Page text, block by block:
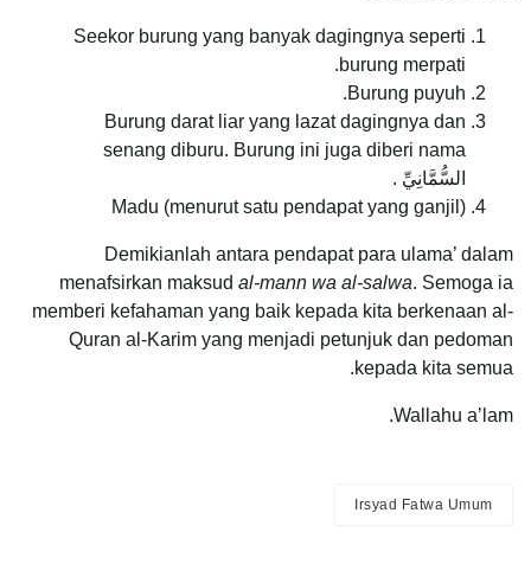
Seekor burung yang banyak dagingnya seperti
burung merpati.
Burung puyuh.
Burung darat liar yang lazat dagingnya dan
senang diburu. Burung ini juga diberi nama
السُّمَّانِيِّ .
Madu (menurut satu pendapat yang ganjil)
Demikianlah antara pendapat para ulama’ dalam
menafsirkan maksud al-mann wa al-salwa. Semoga ia
memberi kefahaman yang baik kepada kita berkenaan al-
Quran al-Karim yang menjadi petunjuk dan pedoman
kepada kita semua.
Wallahu a’lam.
Irsyad Fatwa Umum